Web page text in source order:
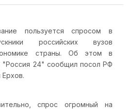
пользуется спросом в
российских вузов
страны. Об этом в
"Россия 24" сообщил посол РФ
Ерхов.
спрос огромный на